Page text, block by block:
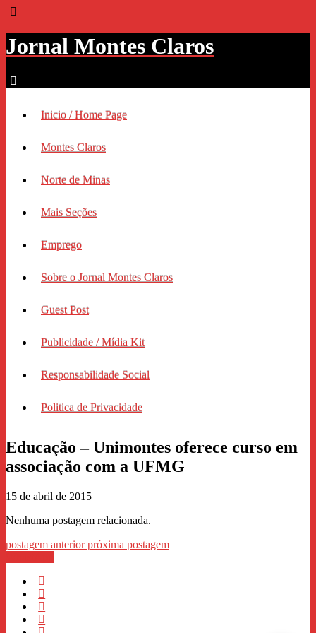
Jornal Montes Claros
Inicio / Home Page
Montes Claros
Norte de Minas
Mais Seções
Emprego
Sobre o Jornal Montes Claros
Guest Post
Publicidade / Mídia Kit
Responsabilidade Social
Politica de Privacidade
Educação – Unimontes oferece curso em
associação com a UFMG
15 de abril de 2015
Nenhuma postagem relacionada.
postagem anteriorpróxima postagem